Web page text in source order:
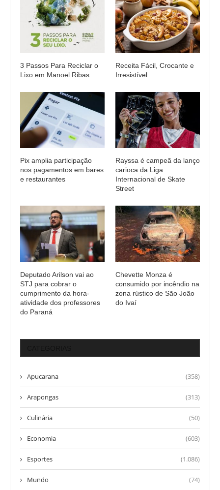
3 Passos Para Reciclar o
Lixo em Manoel Ribas
Receita Fácil, Crocante e
Irresistível
Pix amplia participação
nos pagamentos em bares
e restaurantes
Rayssa é campeã da lanço
carioca da Liga
Internacional de Skate
Street
Deputado Arilson vai ao
STJ para cobrar o
cumprimento da hora-
atividade dos professores
do Paraná
Chevette Monza é
consumido por incêndio na
zona rústico de São João
do Ivaí
Apucarana (358)
Arapongas (313)
Culinária (50)
Economia (603)
Esportes (1.086)
Mundo (74)